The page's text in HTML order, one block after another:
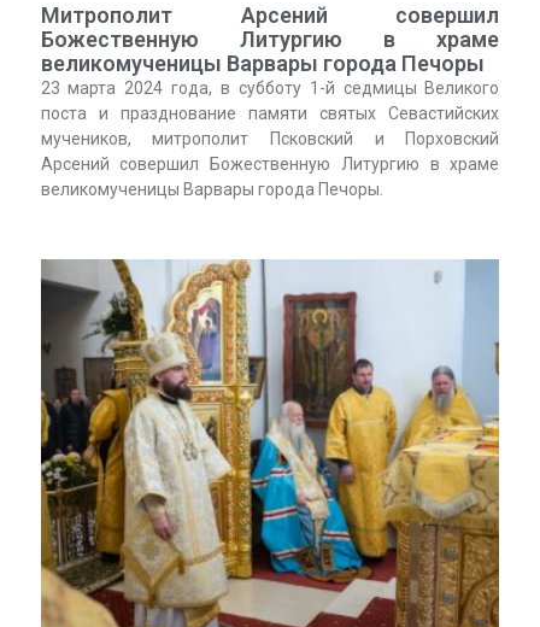
Митрополит Арсений совершил
Божественную Литургию в храме
великомученицы Варвары города Печоры
23 марта 2024 года, в субботу 1-й седмицы Великого
поста и празднование памяти святых Севастийских
мучеников, митрополит Псковский и Порховский
Арсений совершил Божественную Литургию в храме
великомученицы Варвары города Печоры.